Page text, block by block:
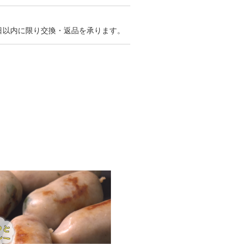
内に限り交換・返品を承ります。